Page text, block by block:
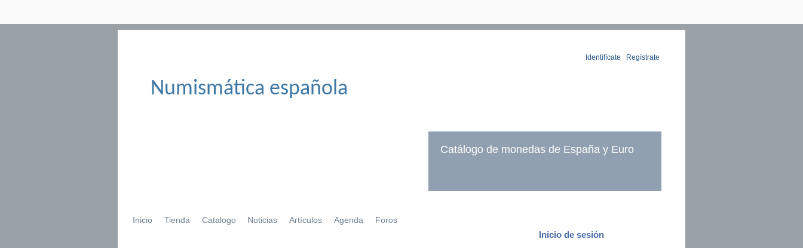
Numismática española
Identifícate Regístrate
Catálogo de monedas de España y Euro
Inicio Tienda Catalogo Noticias Artículos Agenda Foros
Inicio de sesión